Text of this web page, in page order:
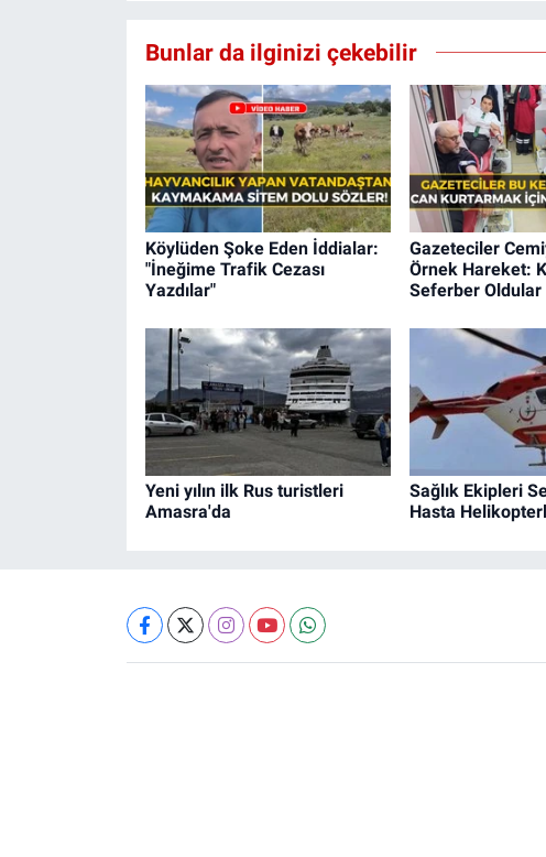
Bunlar da ilginizi çekebilir
Köylüden Şoke Eden İddialar:
"İneğime Trafik Cezası
Yazdılar"
Gazeteciler
Örnek Hareket:
Seferber Oldular
Yeni yılın ilk Rus turistleri
Amasra'da
Sağlık Ekipleri
Hasta